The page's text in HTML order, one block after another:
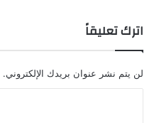
اترك تعليقاً
لن يتم نشر عنوان بريدك الإلكتروني.